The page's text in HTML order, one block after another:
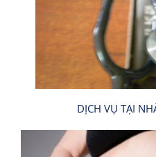
DỊCH VỤ TẠI